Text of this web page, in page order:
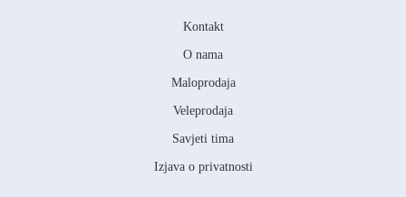
Kontakt
O nama
Maloprodaja
Veleprodaja
Savjeti tima
Izjava o privatnosti